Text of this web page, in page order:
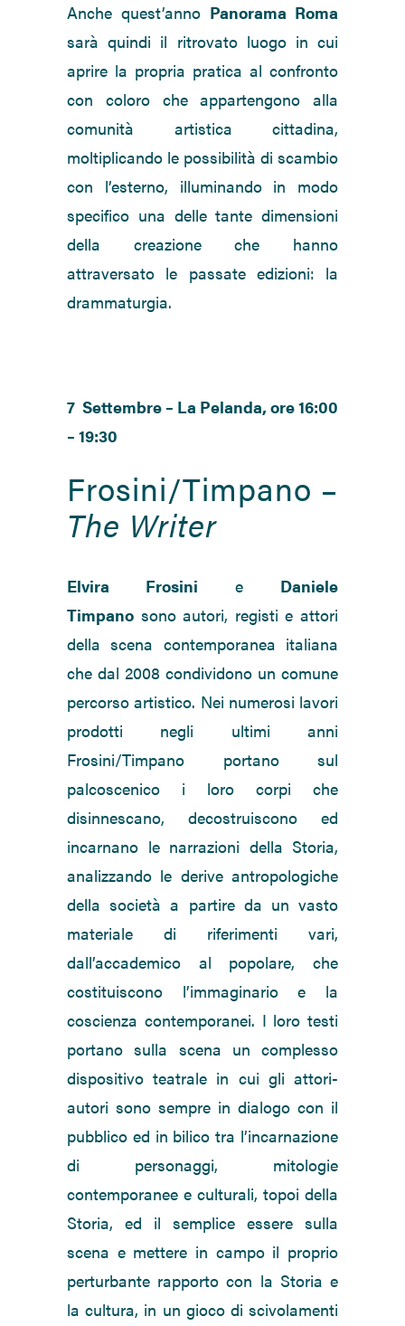
Anche quest’anno Panorama Roma
sarà quindi il ritrovato luogo in cui
aprire la propria pratica al confronto
con coloro che appartengono alla
comunità artistica cittadina,
moltiplicando le possibilità di scambio
con l’esterno, illuminando in modo
specifico una delle tante dimensioni
della creazione che hanno
attraversato le passate edizioni: la
drammaturgia.
7 Settembre – La Pelanda, ore 16:00
– 19:30
Frosini/Timpano –
The Writer
Elvira Frosini e Daniele
Timpano sono autori, registi e attori
della scena contemporanea italiana
che dal 2008 condividono un comune
percorso artistico. Nei numerosi lavori
prodotti negli ultimi anni
Frosini/Timpano portano sul
palcoscenico i loro corpi che
disinnescano, decostruiscono ed
incarnano le narrazioni della Storia,
analizzando le derive antropologiche
della società a partire da un vasto
materiale di riferimenti vari,
dall’accademico al popolare, che
costituiscono l’immaginario e la
coscienza contemporanei. I loro testi
portano sulla scena un complesso
dispositivo teatrale in cui gli attori-
autori sono sempre in dialogo con il
pubblico ed in bilico tra l’incarnazione
di personaggi, mitologie
contemporanee e culturali, topoi della
Storia, ed il semplice essere sulla
scena e mettere in campo il proprio
perturbante rapporto con la Storia e
la cultura, in un gioco di scivolamenti